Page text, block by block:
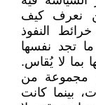
نعرف كيف
النفوذ
ما تجد نفسها
بما لا يُقاس.
مجموعة من
بينما كانت